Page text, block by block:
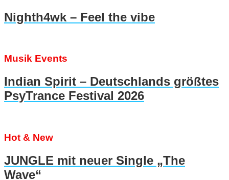
Nighth4wk – Feel the vibe
Musik Events
Indian Spirit – Deutschlands größtes
PsyTrance Festival 2026
Hot & New
JUNGLE mit neuer Single „The
Wave“